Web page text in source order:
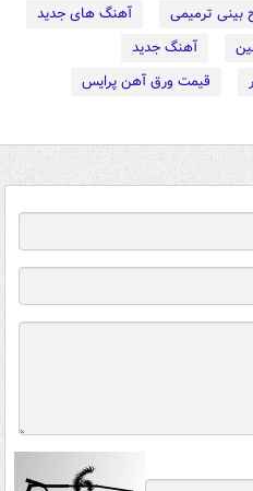
بینی ترمیمی
آهنگ های جدید
آهنگ جدید
قیمت ورق آهن پرایس